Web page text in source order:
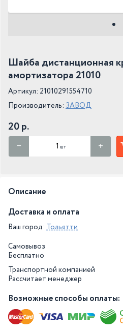
Шайба дистанционная
амортизатора 21010
Артикул: 21010291554710
Производитель: ЗАВОД
20 р.
шт
Описание
Доставка и оплата
Ваш город: Тольятти
Самовывоз
Бесплатно
Транспортной компанией
Рассчитает менеджер
Возможные способы оплаты: